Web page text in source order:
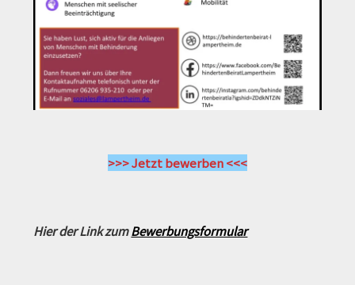
>>> Jetzt bewerben <<<
Hier der Link zumBewerbungsformular